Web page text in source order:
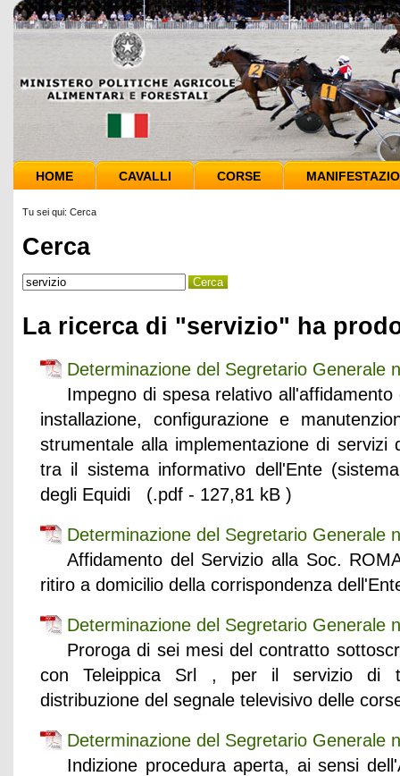
HOME CAVALLI CORSE
Tu sei qui: Cerca
Cerca
La ricerca di "servizio" ha
Determinazione del Segretario Generale
Impegno di spesa relativo
installazione, configurazione e
strumentale alla implementazione di servizi
tra il sistema informativo dell'Ente
degli Equidi (.pdf - 127,81 kB )
Determinazione del Segretario Generale
Affidamento del Servizio alla Soc.
ritiro a domicilio della corrispondenza
Determinazione del Segretario Generale
Proroga di sei mesi del contratto
con Teleippica Srl , per il servizio di
distribuzione del segnale televisivo delle
Determinazione del Segretario Generale
Indizione procedura aperta, ai sensi